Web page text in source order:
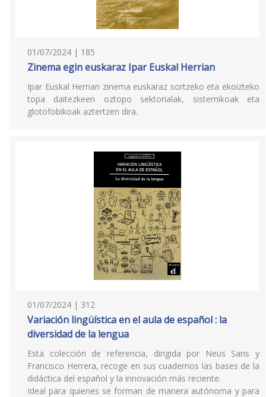
01/07/2024 | 185
Zinema egin euskaraz Ipar Euskal Herrian
Ipar Euskal Herrian zinema euskaraz sortzeko eta ekoizteko
topa daitezkeen oztopo sektorialak, sistemikoak eta
glotofobikoak aztertzen dira.
01/07/2024 | 312
Variación lingüística en el aula de español : la
diversidad de la lengua
Esta colección de referencia, dirigida por Neus Sans y
Francisco Herrera, recoge en sus cuadernos las bases de la
didáctica del español y la innovación más reciente.
Ideal para quienes se forman de manera autónoma y para